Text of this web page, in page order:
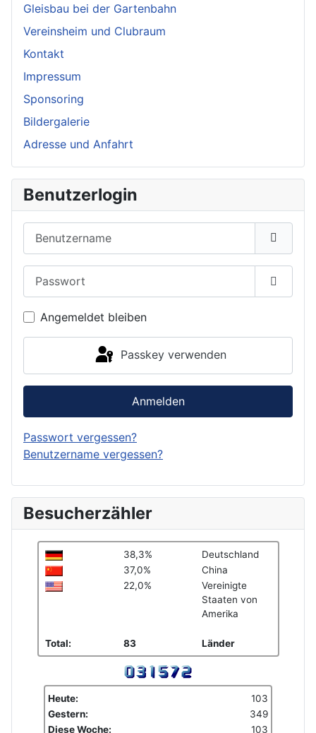
Gleisbau bei der Gartenbahn
Vereinsheim und Clubraum
Kontakt
Impressum
Sponsoring
Bildergalerie
Adresse und Anfahrt
Benutzerlogin
Angemeldet bleiben
Passkey verwenden
Anmelden
Passwort vergessen?
Benutzername vergessen?
Besucherzähler
38,3%
Deutschland
37,0%
China
22,0%
Vereinigte
Staaten von
Amerika
Total: 83 Länder
Heute:
103
Gestern:
349
Diese Woche:
103